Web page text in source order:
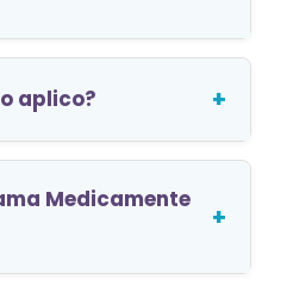
aplico? +
Medicamente
+